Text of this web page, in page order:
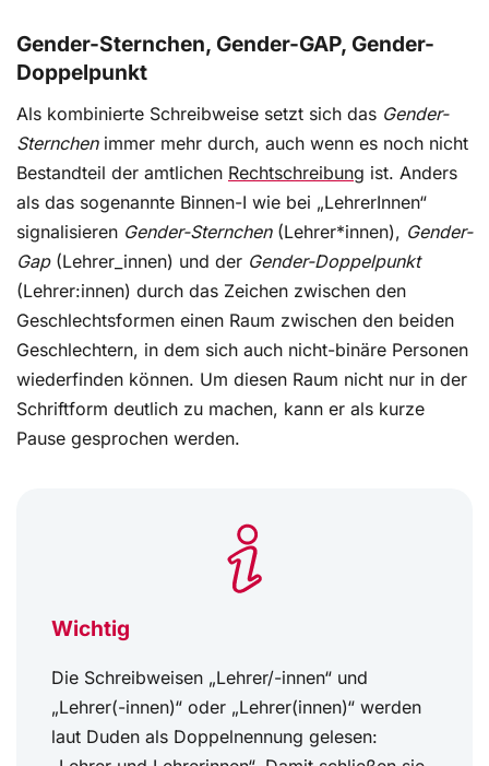
Gender-Sternchen, Gender-GAP, Gender-
Doppelpunkt
Als kombinierte Schreibweise setzt sich das Gender-
Sternchenimmer mehr durch, auch wenn es noch nicht
Bestandteil der amtlichen Rechtschreibung ist. Anders
als das sogenannte Binnen-I wie bei „LehrerInnen“
signalisieren Gender-Sternchen(Lehrer*innen), Gender-
Gap(Lehrer_innen) und der Gender-Doppelpunkt
(Lehrer:innen) durch das Zeichen zwischen den
Geschlechtsformen einen Raum zwischen den beiden
Geschlechtern, in dem sich auch nicht-binäre Personen
wiederfinden können. Um diesen Raum nicht nur in der
Schriftform deutlich zu machen, kann er als kurze
Pause gesprochen werden.
Wichtig
Die Schreibweisen „Lehrer/-innen“ und
„Lehrer(-innen)“ oder „Lehrer(innen)“ werden
laut Duden als Doppelnennung gelesen: